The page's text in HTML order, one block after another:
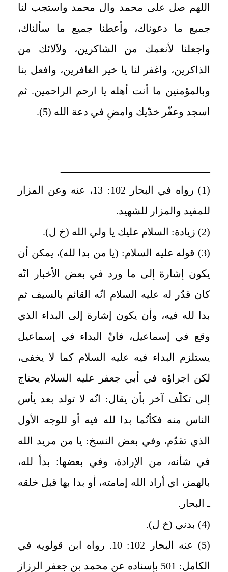
اللهم صل على محمد وال محمد واستجب لنا
جميع ما دعوناك، وأعطنا جميع ما سألناك،
واجعلنا لأنعمك من الشاكرين، ولآلائك من
الذاكرين، واغفر لنا يا خير الغافرين، وافعل بنا
وبالمؤمنين ما أنت أهله يا ارحم الراحمين. ثم
اسجد وعفّر خدّيك وامضِ في دعة الله (5).
ـــــــــــــــــــــــــــــــــــــــــــــــــ
(1) رواه في البحار 102: 13، عنه وعن المزار
للمفيد والمزار للشهيد.
(2) زيادة: السلام عليك يا ولي الله (خ ل)
.
(3) قوله عليه ‌السلام: (يا من بدا لله)، يمكن أن
يكون إشارة إلى ما ورد في بعض الأخبار انّه
كان قدّر له عليه‌ السلام انّه القائم بالسيف ثم
بدا لله فيه، وأن يكون إشارة إلى البداء الذي
وقع في إسماعيل، فانّ البداء في إسماعيل
يستلزم البداء فيه عليه ‌السلام كما لا يخفى،
لكن اجراؤه في أبي جعفر عليه ‌السلام يحتاج
إلى تكلّف آخر بأن يقال: انّه لا تولد بعد يأس
الناس منه فكأنّما بدا لله فيه أو للوجه الأول
الذي تقدّم، وفي بعض النسخ: يا من مريد الله
في شأنه، من الإرادة، وفي بعضها: بدأ لله،
بالهمز، اي أراد الله إمامته، أو بدا بها قبل خلقه
ـ البحار.
(4) بدني (خ ل)
.
(5) عنه البحار 102: 10.
رواه ابن قولويه في
الكامل: 501 بإسناده عن محمد بن جعفر الرزاز